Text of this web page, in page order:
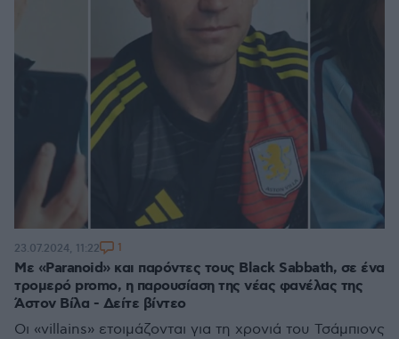
Με «Paranoid» και παρόντες τους Black Sabbath, σε ένα
τρομερό promo, η παρουσίαση της νέας φανέλας της
Άστον Βίλα - Δείτε βίντεο
Οι «villains» ετοιμάζονται για τη χρονιά του Τσάμπιονς
23.07.2024, 11:22 1